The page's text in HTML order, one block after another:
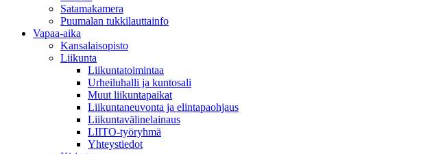
Satamakamera
Puumalan tukkilauttainfo
Vapaa-aika
Kansalaisopisto
Liikunta
Liikuntatoimintaa
Urheiluhalli ja kuntosali
Muut liikuntapaikat
Liikuntaneuvonta ja elintapaohjaus
Liikuntavälinelainaus
LIITO-työryhmä
Yhteystiedot